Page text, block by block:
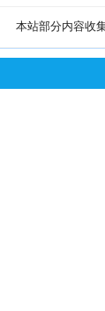
本站部分内容收